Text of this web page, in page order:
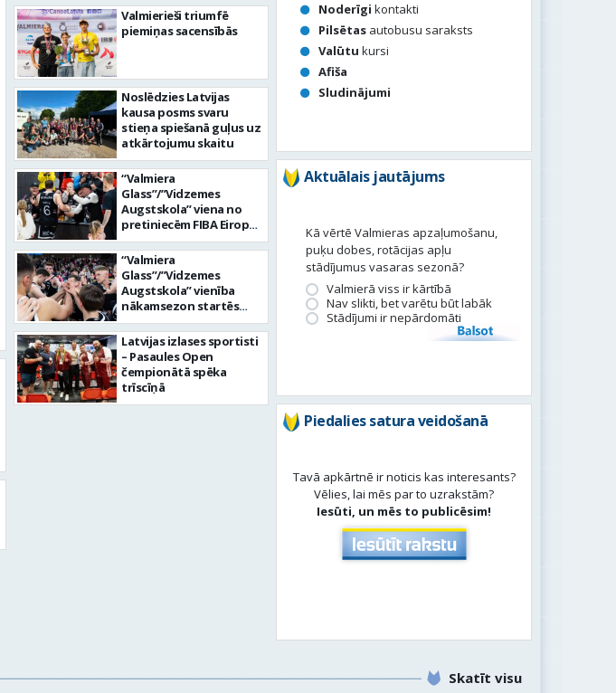
Valmierieši triumfē
piemiņas sacensībās
Noslēdzies Latvijas
kausa posms svaru
stieņa spiešanā guļus uz
atkārtojumu skaitu
“Valmiera
Glass”/”Vidzemes
Augstskola” viena no
pretiniecēm FIBA Eiropas
kausā būs “Elan Chalon”
“Valmiera
Glass”/”Vidzemes
Augstskola” vienība
nākamsezon startēs
FIBA Eiropas kausā
Latvijas izlases sportisti
– Pasaules Open
čempionātā spēka
trīscīņā
Noderīgi kontakti
Pilsētas autobusu saraksts
Valūtu kursi
Afiša
Sludinājumi
Aktuālais jautājums
Kā vērtē Valmieras apzaļumošanu,
puķu dobes, rotācijas apļu
stādījumus vasaras sezonā?
Valmierā viss ir kārtībā
Nav slikti, bet varētu būt labāk
Stādījumi ir nepārdomāti
Balsot
Piedalies satura veidošanā
Tavā apkārtnē ir noticis kas interesants?
Vēlies, lai mēs par to uzrakstām?
Iesūti, un mēs to publicēsim!
Skatīt visu